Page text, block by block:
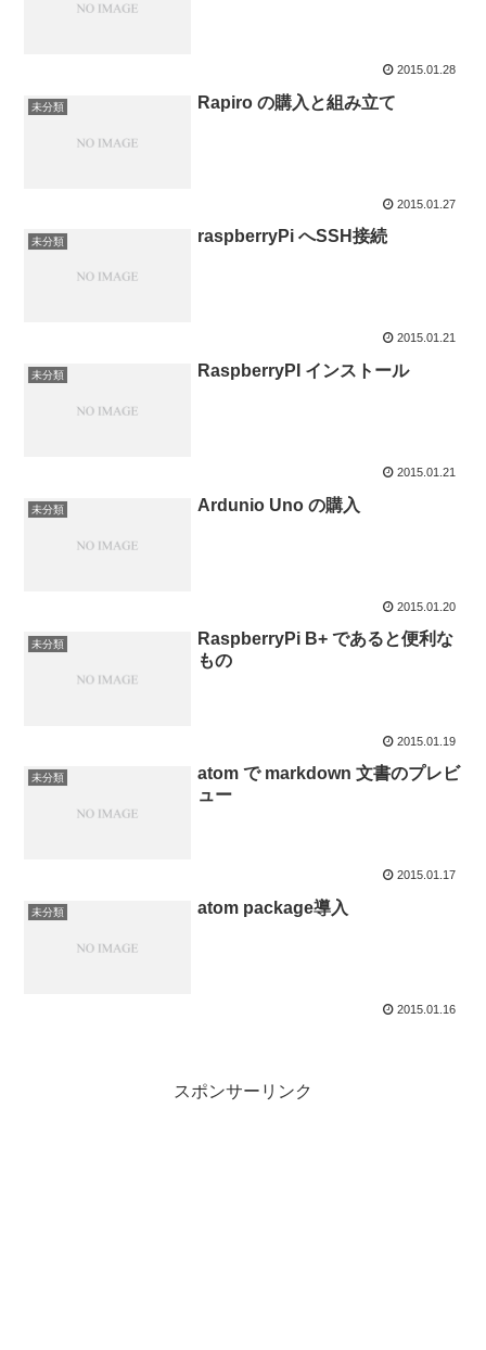
2015.01.28
未分類 Rapiro の購入と組み立て
2015.01.27
未分類 raspberryPi へSSH接続
2015.01.21
未分類 RaspberryPI インストール
2015.01.21
未分類 Ardunio Uno の購入
2015.01.20
未分類
RaspberryPi B+ であると便利な
もの
2015.01.19
未分類
atom で markdown 文書のプレビ
ュー
2015.01.17
未分類 atom package導入
2015.01.16
スポンサーリンク